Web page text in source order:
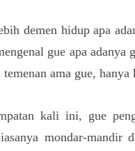
demen hidup apa
gue apa adanya
ama gue,
kali ini, gue
mondar-